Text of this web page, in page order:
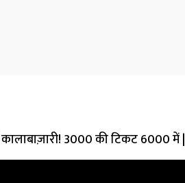
₹3000 की टिकट ₹6000 में |